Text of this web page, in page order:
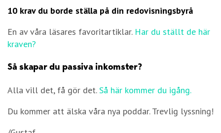
10 krav du borde ställa på din redovisningsbyrå
En av våra läsares favoritartiklar. Har du ställt de här
kraven?
Så skapar du passiva inkomster?
Alla vill det, få gör det.Så här kommer du igång.
Du kommer att älska våra nya poddar. Trevlig lyssning!